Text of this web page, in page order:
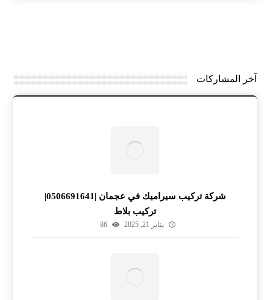
آخر المشاركات
شركة تركيب سيراميك في عجمان |0506691641|
تركيب بلاط
يناير 21, 2025 86